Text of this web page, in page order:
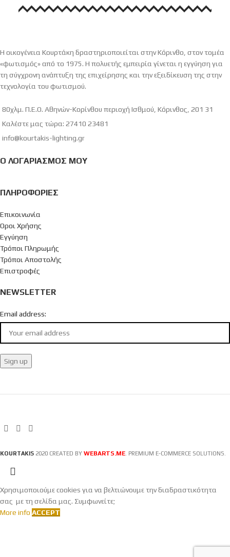
Η οικογένεια Κουρτάκη δραστηριοποιείται στην Κόρινθο, στον τομέα
«φωτισμός» από το 1975. Η πολυετής εμπειρία γίνεται η εγγύηση για
τη σύγχρονη ανάπτυξη της επιχείρησης και την εξειδίκευση της στην
τεχνολογία του φωτισμού.
80χλμ. Π.Ε.Ο. Αθηνών-Κορίνθου περιοχή Ισθμού, Κόρινθος, 201 31
Καλέστε μας τώρα: 27410 23481
info@kourtakis-lighting.gr
Ο ΛΟΓΑΡΙΑΣΜΌΣ ΜΟΥ
ΠΛΗΡΟΦΟΡΊΕΣ
Επικοινωνία
Όροι Χρήσης
Εγγύηση
Τρόποι Πληρωμής
Τρόποι Αποστολής
Επιστροφές
NEWSLETTER
Email address:
KOURTAKIS 2020 CREATED BY WEBARTS.ME. PREMIUM E-COMMERCE SOLUTIONS.
Χρησιμοποιούμε cookies για να βελτιώνουμε την διαδραστικότητα
σας με τη σελίδα μας. Συμφωνείτε;
More info ACCEPT